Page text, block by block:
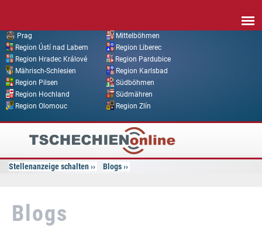
Prag
Mittelböhmen
Region Ústí nad Labem
Region Liberec
Region Hradec Králové
Region Pardubice
Mährisch-Schlesien
Region Karlsbad
Region Pilsen
Südböhmen
Region Hochland
Südmähren
Region Olomouc
Region Zlín
Tschechien
Online
Stellenanzeige schalten Blogs
Blogs